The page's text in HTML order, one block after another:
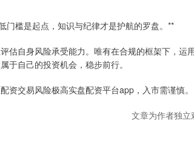
门槛是起点，知识与纪律才是护航的罗盘。**
估自身风险承受能力。唯有在合规的框架下，运
于自己的投资机会，稳步前行。
资交易风险极高实盘配资平台app，入市需谨慎。
文章为作者独